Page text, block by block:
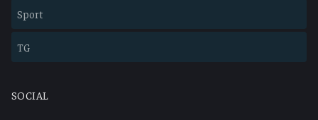
Sport
TG
SOCIAL